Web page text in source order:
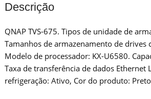
Descrição
QNAP TVS-675. Tipos de unidade de
Tamanhos de armazenamento de drives
Modelo de processador: KX-U6580.
Taxa de transferência de dados
refrigeração: Ativo, Cor do produto: Preto